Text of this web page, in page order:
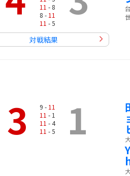
11 - 8
8 - 11
11 - 5
対戦結果
3 9 - 11
11 - 1
11 - 4
11 - 5 1